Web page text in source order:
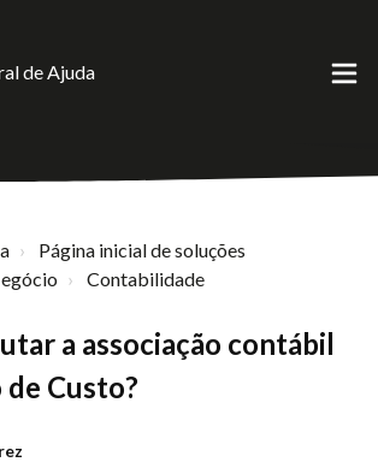
de Ajuda
Página inicial de soluções
Contabilidade
a associação contábil
Custo?